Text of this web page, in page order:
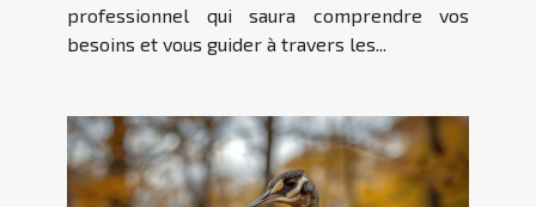
professionnel qui saura comprendre vos
besoins et vous guider à travers les...